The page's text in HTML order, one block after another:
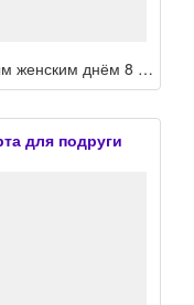
Открытка картинка с международным женским днём 8 марта подруга ,подруге, с праздником 8 марта подруга поздравления для подруге в ден 8 марта,открытка подруге на 8 марта
для подруги